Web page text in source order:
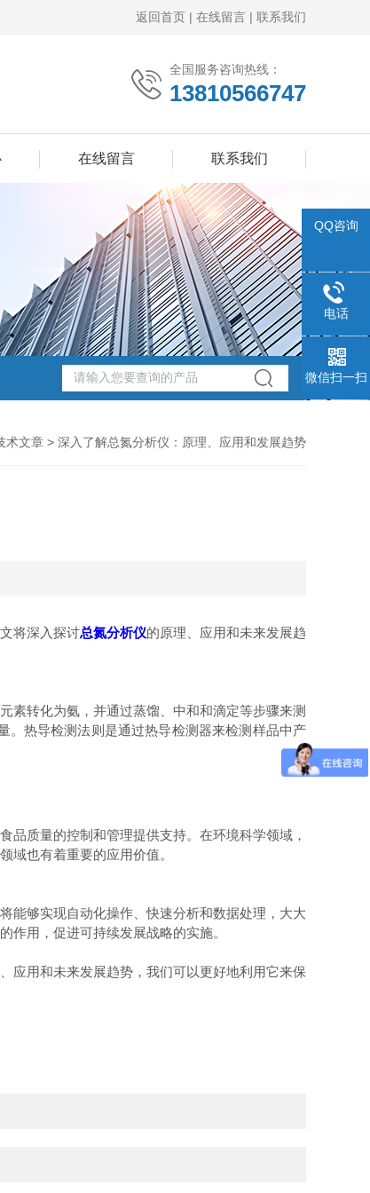
返回首页 | 在线留言 | 联系我们
全国服务咨询热线：
13810566747
在线留言 联系我们
术文章 > 深入了解总氮分析仪：原理、应用和发展趋势
将深入探讨总氮分析仪的原理、应用和未来发展趋
转化为氨，并通过蒸馏、中和和滴定等步骤来测
。热导检测法则是通过热导检测器来检测样品中产
质量的控制和管理提供支持。在环境科学领域，
域也有着重要的应用价值。
够实现自动化操作、快速分析和数据处理，大大
用，促进可持续发展战略的实施。
用和未来发展趋势，我们可以更好地利用它来保
QQ咨询
电话
微信扫一扫